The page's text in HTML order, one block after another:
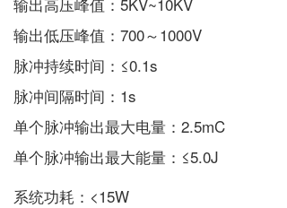
输出低压峰值：700～1000V
脉冲持续时间：≤0.1s
脉冲间隔时间：1s
单个脉冲输出最大电量：2.5mC
单个脉冲输出最大能量：≤5.0J
系统功耗：<15W